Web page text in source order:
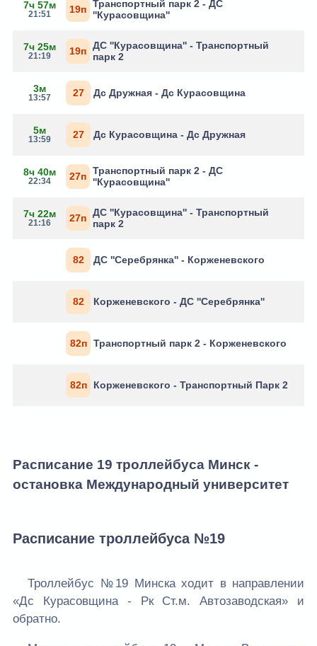
7ч 57м
21:51 19п Транспортный парк 2 - ДС
''Курасовщина''
7ч 25м
21:19 19п ДС ''Курасовщина'' - Транспортный
парк 2
3м
13:57 27 Дс Дружная - Дс Курасовщина
5м
13:59 27 Дс Курасовщина - Дс Дружная
8ч 40м
22:34 27п Транспортный парк 2 - ДС
''Курасовщина''
7ч 22м
21:16 27п ДС ''Курасовщина'' - Транспортный
парк 2
82 ДС ''Серебрянка'' - Корженевского
82 Корженевского - ДС ''Серебрянка''
82п Транспортный парк 2 - Корженевского
82п Корженевского - Транспортный Парк 2
Расписание 19 троллейбуса Минск -
остановка Международный университет
Расписание троллейбуса №19
Троллейбус №19 Минска ходит в направлении
«Дс Курасовщина - Рк Ст.м. Автозаводская» и
обратно.